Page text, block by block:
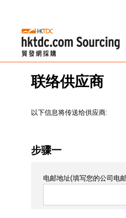
联络供应商
以下信息将传送给供应商:
步骤一
电邮地址(填写您的公司电